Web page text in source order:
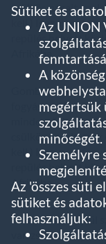
Sütiket és
Az UNION
A
megértsük
minőségét.
Személyre
Az 'összes süti
sütiket és
felhasználjuk:
csülkös pacalt,
kell.) Igaz, nem
repülés helyett
Afrikába.
Gombóc Artúrnak
fogyásra, a Pom-
mindenről
csülkös pacalt,
kell.) Igaz, nem
repülés helyett
Afrikába.
Ha azt hiszitek, túl
van zsírszegény és